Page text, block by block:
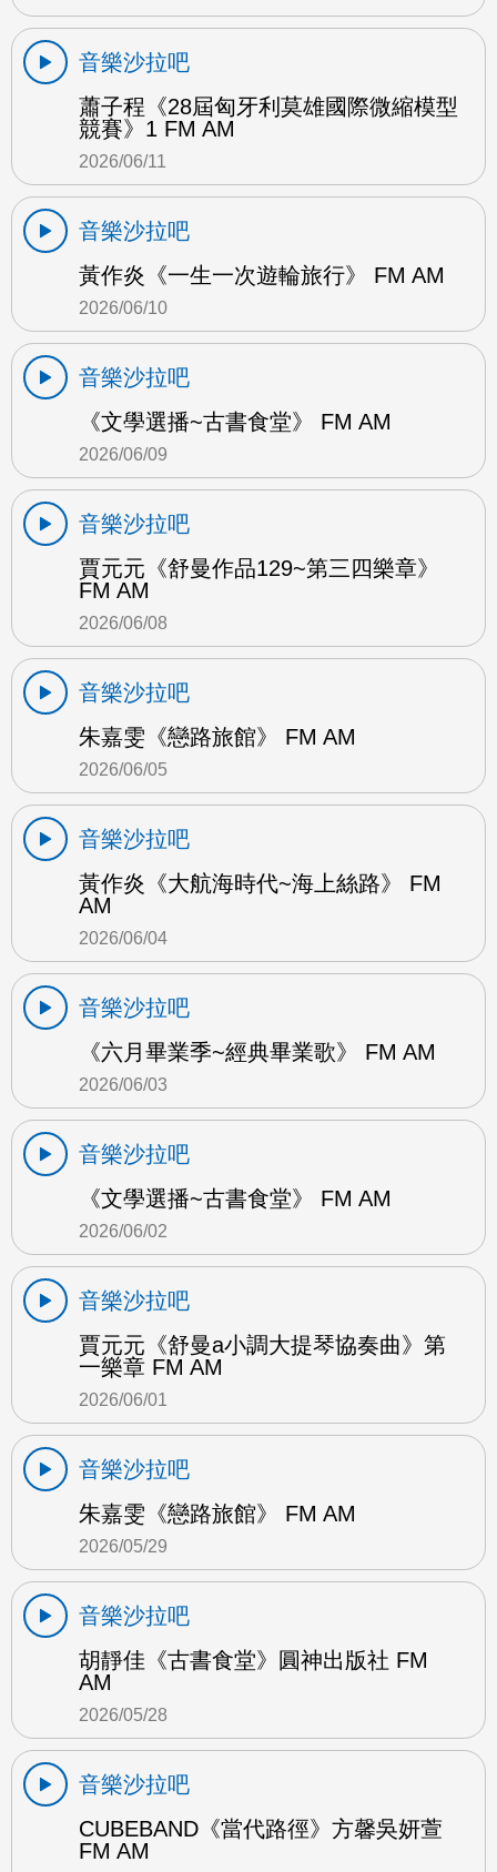
音樂沙拉吧
蕭子程《28屆匈牙利莫雄國際微縮模型
競賽》1 FM AM
2026/06/11
音樂沙拉吧
黃作炎《一生一次遊輪旅行》 FM AM
2026/06/10
音樂沙拉吧
《文學選播~古書食堂》 FM AM
2026/06/09
音樂沙拉吧
賈元元《舒曼作品129~第三四樂章》
FM AM
2026/06/08
音樂沙拉吧
朱嘉雯《戀路旅館》 FM AM
2026/06/05
音樂沙拉吧
黃作炎《大航海時代~海上絲路》 FM
AM
2026/06/04
音樂沙拉吧
《六月畢業季~經典畢業歌》 FM AM
2026/06/03
音樂沙拉吧
《文學選播~古書食堂》 FM AM
2026/06/02
音樂沙拉吧
賈元元《舒曼a小調大提琴協奏曲》第
一樂章 FM AM
2026/06/01
音樂沙拉吧
朱嘉雯《戀路旅館》 FM AM
2026/05/29
音樂沙拉吧
胡靜佳《古書食堂》圓神出版社 FM
AM
2026/05/28
音樂沙拉吧
CUBEBAND《當代路徑》方馨吳妍萱
FM AM